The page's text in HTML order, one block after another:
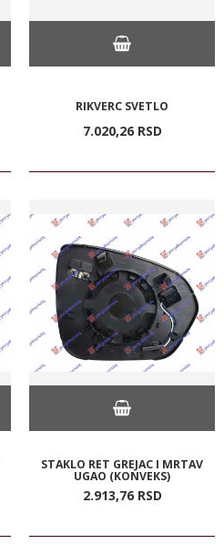
RIKVERC SVETLO
7.020,26 RSD
STAKLO RET GREJAC I MRTAV
UGAO (KONVEKS)
2.913,76 RSD